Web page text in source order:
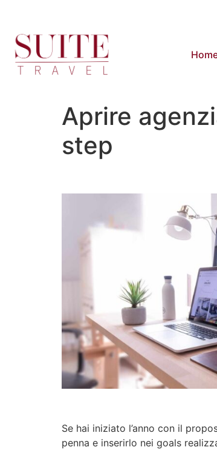
Aprire
step
Se hai iniziato l’anno con il
penna e inserirlo nei goals